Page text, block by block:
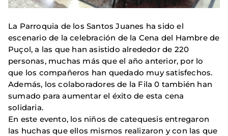
La Parroquia de los Santos Juanes ha sido el
escenario de la celebración de la Cena del Hambre de
Puçol, a las que han asistido alrededor de 220
personas, muchas más que el año anterior, por lo
que los compañeros han quedado muy satisfechos.
Además, los colaboradores de la Fila 0 también han
sumado para aumentar el éxito de esta cena
solidaria.
En este evento, los niños de catequesis entregaron
las huchas que ellos mismos realizaron y con las que